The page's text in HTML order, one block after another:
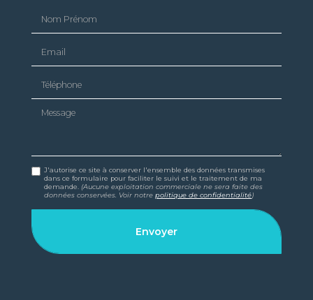
Message
J'autorise ce site à conserver l'ensemble des données transmises
dans ce formulaire pour faciliter le suivi et le traitement de ma
demande. (Aucune exploitation commerciale ne sera faite des
données conservées. Voir notrepolitique de confidentialité)